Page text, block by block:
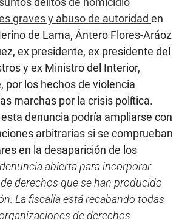
graves y abuso de autoridad en
de Lama, Ántero Flores-Aráoz
ex presidente, ex presidente del
y ex Ministro del Interior,
por los hechos de violencia
marchas por la crisis política.
denuncia podría ampliarse con
arbitrarias si se comprueban
en la desaparición de los
denuncia abierta para incorporar
derechos que se han producido
La fiscalía está recabando todas
de derechos